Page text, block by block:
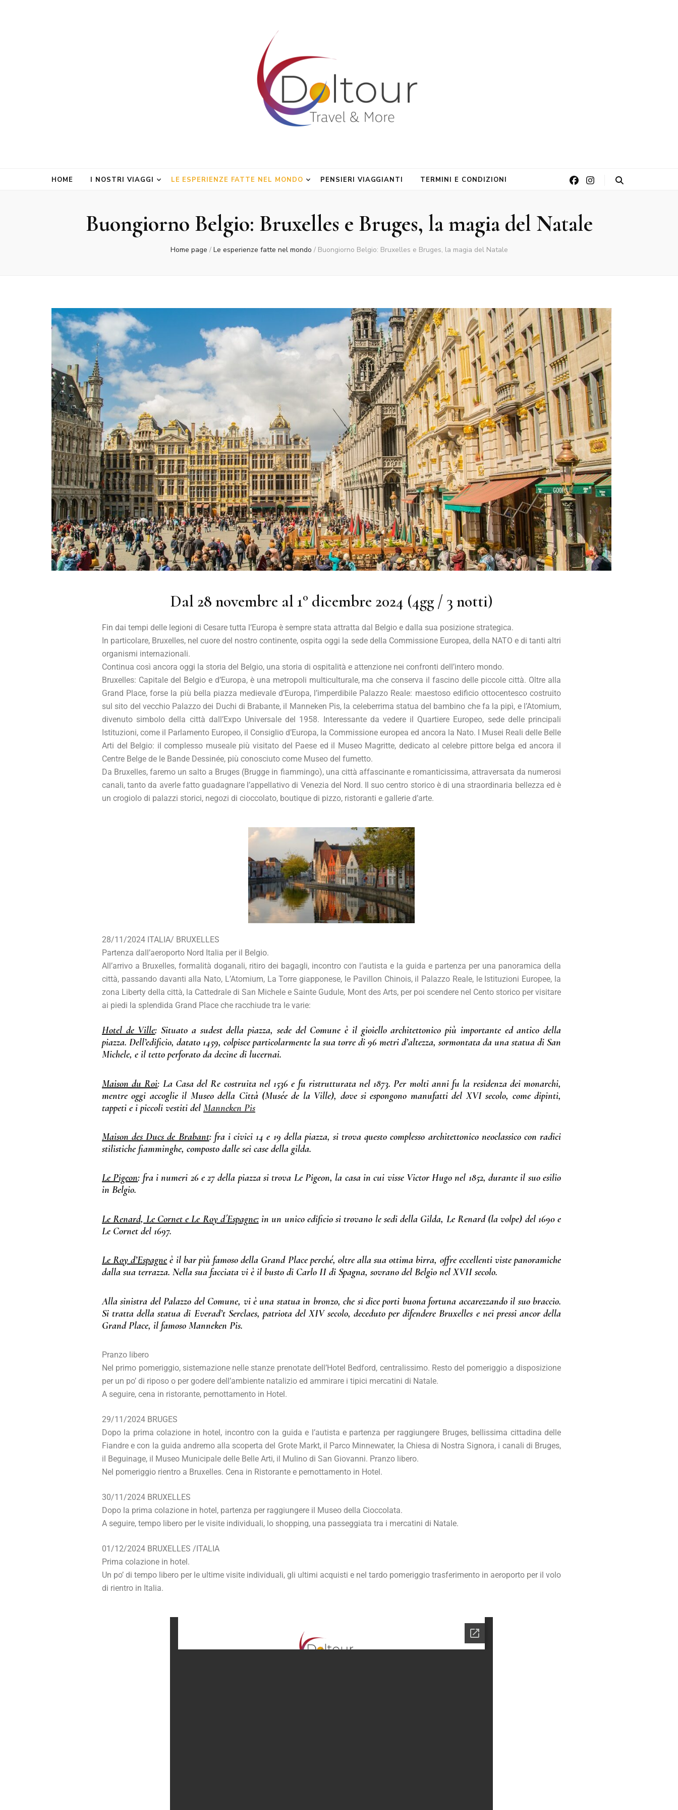
HOME I NOSTRI VIAGGI LE ESPERIENZE FATTE NEL MONDO PENSIERI VIAGGIANTI TERMINI E CONDIZIONI
Buongiorno Belgio: Bruxelles e Bruges, la magia del Natale
Home page / Le esperienze fatte nel mondo / Buongiorno Belgio: Bruxelles e Bruges, la magia del Natale
Dal 28 novembre al 1° dicembre 2024 (4gg / 3 notti)
Fin dai tempi delle legioni di Cesare tutta l’Europa è sempre stata attratta dal Belgio e dalla sua posizione strategica.
In particolare, Bruxelles, nel cuore del nostro continente, ospita oggi la sede della Commissione Europea, della NATO e di tanti altri
organismi internazionali.
Continua così ancora oggi la storia del Belgio, una storia di ospitalità e attenzione nei confronti dell’intero mondo.
Bruxelles: Capitale del Belgio e d’Europa, è una metropoli multiculturale, ma che conserva il fascino delle piccole città. Oltre alla
Grand Place, forse la più bella piazza medievale d’Europa, l’imperdibile Palazzo Reale: maestoso edificio ottocentesco costruito
sul sito del vecchio Palazzo dei Duchi di Brabante, il Manneken Pis, la celeberrima statua del bambino che fa la pipì, e l’Atomium,
divenuto simbolo della città dall’Expo Universale del 1958. Interessante da vedere il Quartiere Europeo, sede delle principali
Istituzioni, come il Parlamento Europeo, il Consiglio d’Europa, la Commissione europea ed ancora la Nato. I Musei Reali delle Belle
Arti del Belgio: il complesso museale più visitato del Paese ed il Museo Magritte, dedicato al celebre pittore belga ed ancora il
Centre Belge de le Bande Dessinée, più conosciuto come Museo del fumetto.
Da Bruxelles, faremo un salto a Bruges (Brugge in fiammingo), una città affascinante e romanticissima, attraversata da numerosi
canali, tanto da averle fatto guadagnare l’appellativo di Venezia del Nord. Il suo centro storico è di una straordinaria bellezza ed è
un crogiolo di palazzi storici, negozi di cioccolato, boutique di pizzo, ristoranti e gallerie d’arte.
28/11/2024 ITALIA/ BRUXELLES
Partenza dall’aeroporto Nord Italia per il Belgio.
All’arrivo a Bruxelles, formalità doganali, ritiro dei bagagli, incontro con l’autista e la guida e partenza per una panoramica della
città, passando davanti alla Nato, L’Atomium, La Torre giapponese, le Pavillon Chinois, il Palazzo Reale, le Istituzioni Europee, la
zona Liberty della città, la Cattedrale di San Michele e Sainte Gudule, Mont des Arts, per poi scendere nel Cento storico per visitare
ai piedi la splendida Grand Place che racchiude tra le varie:
Hotel de Ville: Situato a sudest della piazza, sede del Comune è il gioiello architettonico più importante ed antico della
piazza. Dell’edificio, datato 1459, colpisce particolarmente la sua torre di 96 metri d’altezza, sormontata da una statua di San
Michele, e il tetto perforato da decine di lucernai.
Maison du Roi: La Casa del Re costruita nel 1536 e fu ristrutturata nel 1873. Per molti anni fu la residenza dei monarchi,
mentre oggi accoglie il Museo della Città (Musée de la Ville), dove si espongono manufatti del XVI secolo, come dipinti,
tappeti e i piccoli vestiti del Manneken Pis
Maison des Ducs de Brabant: fra i civici 14 e 19 della piazza, si trova questo complesso architettonico neoclassico con radici
stilistiche fiamminghe, composto dalle sei case della gilda.
Le Pigeon: fra i numeri 26 e 27 della piazza si trova Le Pigeon, la casa in cui visse Victor Hugo nel 1852, durante il suo esilio
in Belgio.
Le Renard, Le Cornet e Le Roy d´Espagne:in un unico edificio si trovano le sedi della Gilda, Le Renard (la volpe) del 1690 e
Le Cornet del 1697.
Le Roy d’Espagne è il bar più famoso della Grand Place perché, oltre alla sua ottima birra, offre eccellenti viste panoramiche
dalla sua terrazza. Nella sua facciata vi è il busto di Carlo II di Spagna, sovrano del Belgio nel XVII secolo.
Alla sinistra del Palazzo del Comune, vi è una statua in bronzo, che si dice porti buona fortuna accarezzando il suo braccio.
Si tratta della statua di Everad’t Serclaes, patriota del XIV secolo, deceduto per difendere Bruxelles e nei pressi ancor della
Grand Place, il famoso Manneken Pis.
Pranzo libero
Nel primo pomeriggio, sistemazione nelle stanze prenotate dell’Hotel Bedford, centralissimo. Resto del pomeriggio a disposizione
per un po’ di riposo o per godere dell’ambiente natalizio ed ammirare i tipici mercatini di Natale.
A seguire, cena in ristorante, pernottamento in Hotel.
29/11/2024 BRUGES
Dopo la prima colazione in hotel, incontro con la guida e l’autista e partenza per raggiungere Bruges, bellissima cittadina delle
Fiandre e con la guida andremo alla scoperta del Grote Markt, il Parco Minnewater, la Chiesa di Nostra Signora, i canali di Bruges,
il Beguinage, il Museo Municipale delle Belle Arti, il Mulino di San Giovanni. Pranzo libero.
Nel pomeriggio rientro a Bruxelles. Cena in Ristorante e pernottamento in Hotel.
30/11/2024 BRUXELLES
Dopo la prima colazione in hotel, partenza per raggiungere il Museo della Cioccolata.
A seguire, tempo libero per le visite individuali, lo shopping, una passeggiata tra i mercatini di Natale.
01/12/2024 BRUXELLES /ITALIA
Prima colazione in hotel.
Un po’ di tempo libero per le ultime visite individuali, gli ultimi acquisti e nel tardo pomeriggio trasferimento in aeroporto per il volo
di rientro in Italia.